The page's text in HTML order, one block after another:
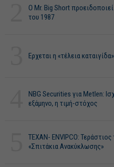
O Mr. Big Short
του 1987
Ερχεται η «τέλεια
NBG Securities για Metlen:
εξάμηνο, η τιμή-στόχος
ΤΕΧΑΝ- ENVIPCO: Τεράστιος
«Σπιτάκια Ανακύκλωσης»